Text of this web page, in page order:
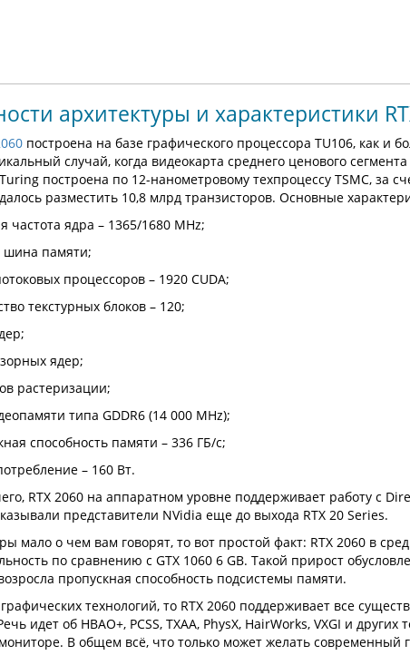
архитектуры и характеристики
построена на базе графического процессора TU106, как и
случай, когда видеокарта среднего ценового
построена по 12-нанометровому техпроцессу TSMC, за
разместить 10,8 млрд транзисторов. Основные
частота ядра – 1365/1680 MHz;
шина памяти;
процессоров – 1920 CUDA;
текстурных блоков – 120;
ядер;
растеризации;
типа GDDR6 (14 000 MHz);
способность памяти – 336 ГБ/с;
– 160 Вт.
RTX 2060 на аппаратном уровне поддерживает работу с
представители NVidia еще до выхода RTX 20 Series.
мало о чем вам говорят, то вот простой факт: RTX 2060 в
по сравнению с GTX 1060 6 GB. Такой прирост
пропускная способность подсистемы памяти.
графических технологий, то RTX 2060 поддерживает все
идет об HBAO+, PCSS, TXAA, PhysX, HairWorks, VXGI и
В общем всё, что только может желать современный